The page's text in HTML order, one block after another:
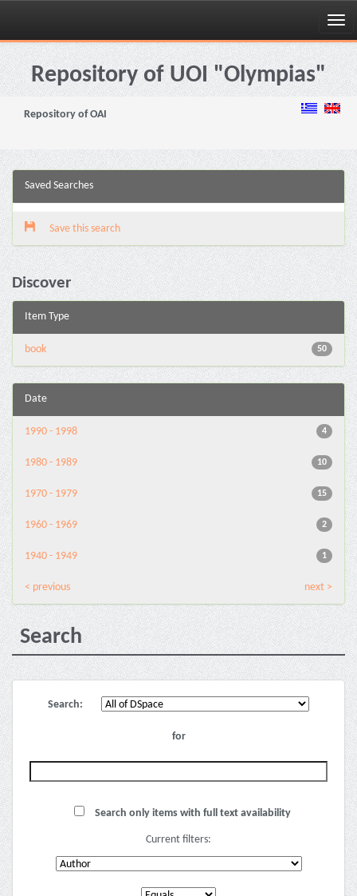
Skip
navigationRepository of UOI "Olympias"
Repository of OAI
Saved Searches
Save this search
Discover
Item Type
50
book
Date
4
1990 - 1998
10
1980 - 1989
15
1970 - 1979
2
1960 - 1969
1
1940 - 1949
< previous next >
Search
Search:
for
Search only items with full text availability
Current filters: